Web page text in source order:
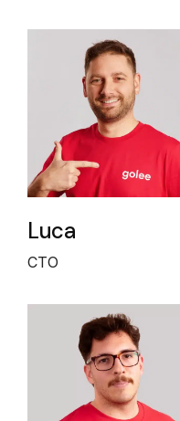
Luca
CTO